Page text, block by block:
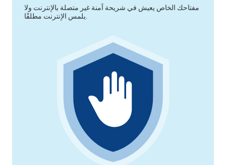
مفتاحك الخاص يعيش في شريحة آمنة غير متصلة بالإنترنت ولا